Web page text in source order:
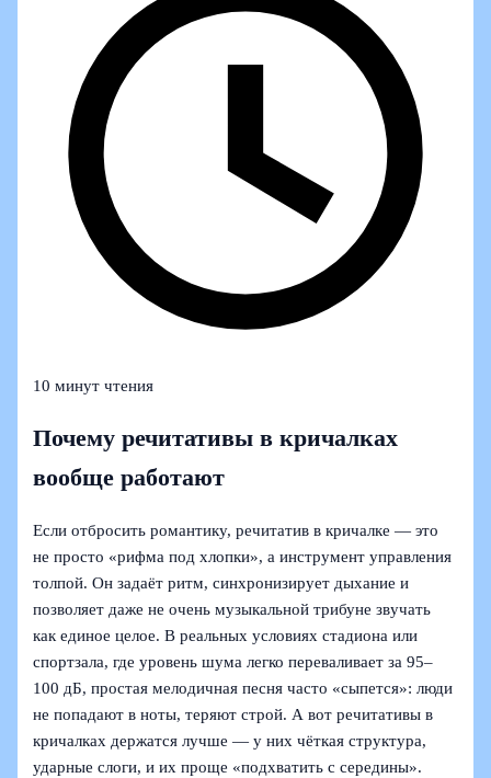
10 минут чтения
Почему речитативы в кричалках
вообще работают
Если отбросить романтику, речитатив в кричалке — это
не просто «рифма под хлопки», а инструмент управления
толпой. Он задаёт ритм, синхронизирует дыхание и
позволяет даже не очень музыкальной трибуне звучать
как единое целое. В реальных условиях стадиона или
спортзала, где уровень шума легко переваливает за 95–
100 дБ, простая мелодичная песня часто «сыпется»: люди
не попадают в ноты, теряют строй. А вот речитативы в
кричалках держатся лучше — у них чёткая структура,
ударные слоги, и их проще «подхватить с середины».